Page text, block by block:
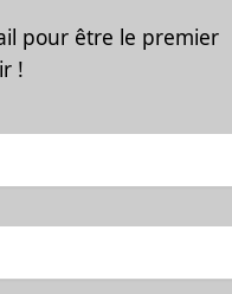
pour être le premier
!